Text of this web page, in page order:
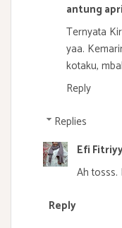
antung
Ternyata
yaa.
kotaku,
Reply
Replies
Efi
Ah tosss.
Reply